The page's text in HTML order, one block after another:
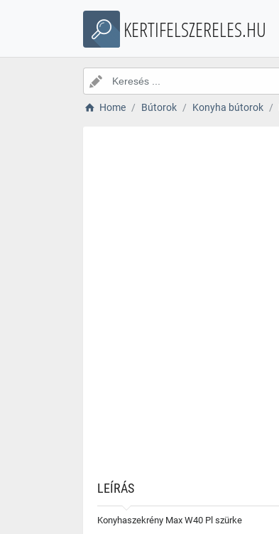
KERTIFELSZERELES.HU
Home Bútorok Konyha bútorok
LEÍRÁS
Konyhaszekrény Max W40 Pl szürke